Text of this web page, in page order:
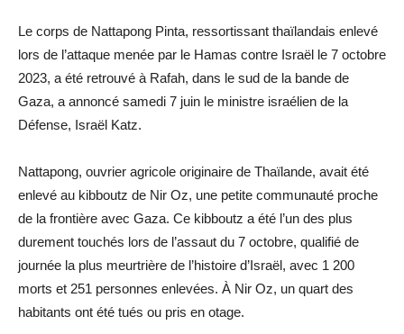
Le corps de Nattapong Pinta, ressortissant thaïlandais enlevé
lors de l’attaque menée par le Hamas contre Israël le 7 octobre
2023, a été retrouvé à Rafah, dans le sud de la bande de
Gaza, a annoncé samedi 7 juin le ministre israélien de la
Défense, Israël Katz.
Nattapong, ouvrier agricole originaire de Thaïlande, avait été
enlevé au kibboutz de Nir Oz, une petite communauté proche
de la frontière avec Gaza. Ce kibboutz a été l’un des plus
durement touchés lors de l’assaut du 7 octobre, qualifié de
journée la plus meurtrière de l’histoire d’Israël, avec 1 200
morts et 251 personnes enlevées. À Nir Oz, un quart des
habitants ont été tués ou pris en otage.